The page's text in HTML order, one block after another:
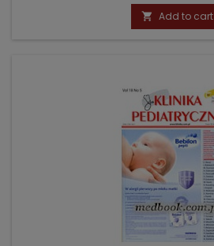
price
 Add to cart